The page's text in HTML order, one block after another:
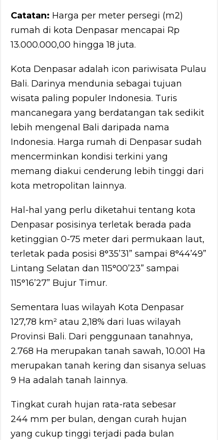
Catatan: Harga per meter persegi (m2)
rumah di kota Denpasar mencapai Rp
13.000.000,00 hingga 18 juta.
Kota Denpasar adalah icon pariwisata Pulau
Bali. Darinya mendunia sebagai tujuan
wisata paling populer Indonesia. Turis
mancanegara yang berdatangan tak sedikit
lebih mengenal Bali daripada nama
Indonesia. Harga rumah di Denpasar sudah
mencerminkan kondisi terkini yang
memang diakui cenderung lebih tinggi dari
kota metropolitan lainnya.
Hal-hal yang perlu diketahui tentang kota
Denpasar posisinya terletak berada pada
ketinggian 0-75 meter dari permukaan laut,
terletak pada posisi 8°35’31” sampai 8°44’49”
Lintang Selatan dan 115°00’23” sampai
115°16’27” Bujur Timur.
Sementara luas wilayah Kota Denpasar
127,78 km² atau 2,18% dari luas wilayah
Provinsi Bali. Dari penggunaan tanahnya,
2.768 Ha merupakan tanah sawah, 10.001 Ha
merupakan tanah kering dan sisanya seluas
9 Ha adalah tanah lainnya.
Tingkat curah hujan rata-rata sebesar
244 mm per bulan, dengan curah hujan
yang cukup tinggi terjadi pada bulan